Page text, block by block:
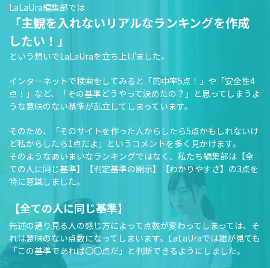
LaLaUra編集部では
「主観を入れないリアルなランキングを作成
したい！」
という想いでLaLaUraを立ち上げました。
インターネットで検索をしてみると「的中率5点！」や「安全性4
点！」など、「その基準どうやって決めたの？」と思ってしまうよ
うな意味のない基準が乱立してしまっています。
そのため、「そのサイトを作った人からしたら5点かもしれないけ
ど私からしたら1点だよ」というコメントを多く見かけます。
そのようなあいまいなランキングではなく、私たち編集部は【全
ての人に同じ基準】【判定基準の開示】【わかりやすさ】の3点を
特に意識しました。
【全ての人に同じ基準】
先述の通り見る人の感じ方によって点数が変わってしまっては、そ
れは意味のない点数になってしまいます。LaLaUraでは誰が見ても
「この基準であれば〇〇点だ」と判断できるようにしました。